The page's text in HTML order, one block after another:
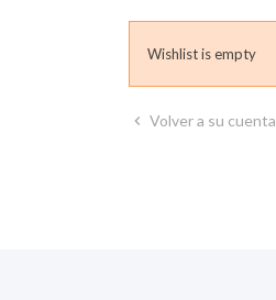
Wishlist is empty
 Volver a su cuenta